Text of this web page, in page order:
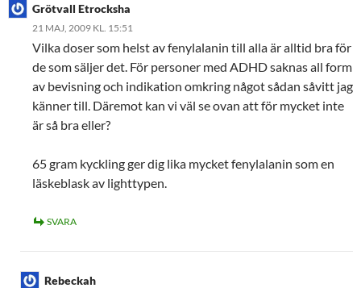
Grötvall Etrocksha
21 MAJ, 2009 KL. 15:51
Vilka doser som helst av fenylalanin till alla är alltid bra för
de som säljer det. För personer med ADHD saknas all form
av bevisning och indikation omkring något sådan såvitt jag
känner till. Däremot kan vi väl se ovan att för mycket inte
är så bra eller?
65 gram kyckling ger dig lika mycket fenylalanin som en
läskeblask av lighttypen.
SVARA
Rebeckah